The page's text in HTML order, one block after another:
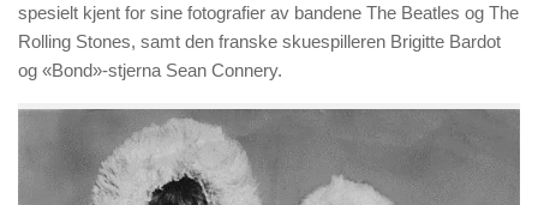
spesielt kjent for sine fotografier av bandene The Beatles og The
Rolling Stones, samt den franske skuespilleren Brigitte Bardot
og «Bond»-stjerna Sean Connery.